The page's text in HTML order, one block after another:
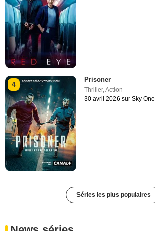
4
Prisoner
Thriller,Action
30 avril 2026 sur Sky One
Séries les plus populaires